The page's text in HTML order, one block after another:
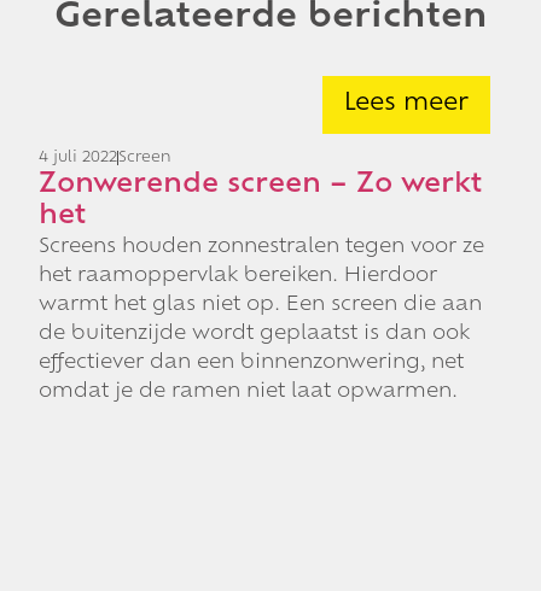
Gerelateerde berichten
Lees meer
4 juli 2022Screen
Zonwerende screen – Zo werkt
het
Screens houden zonnestralen tegen voor ze
het raamoppervlak bereiken. Hierdoor
warmt het glas niet op. Een screen die aan
de buitenzijde wordt geplaatst is dan ook
effectiever dan een binnenzonwering, net
omdat je de ramen niet laat opwarmen.